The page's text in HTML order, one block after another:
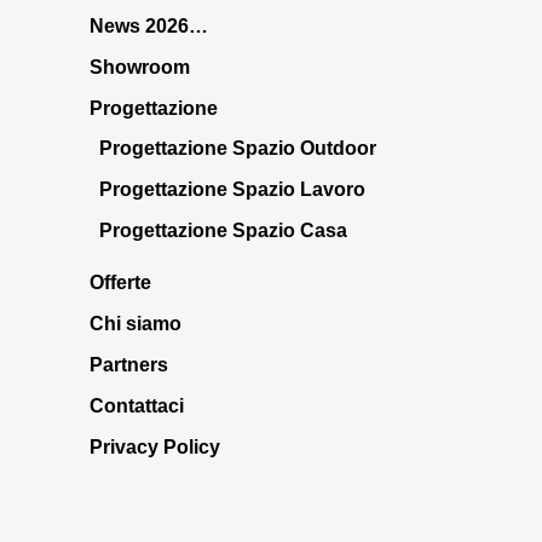
News 2026…
Showroom
Progettazione
Progettazione Spazio Outdoor
Progettazione Spazio Lavoro
Progettazione Spazio Casa
Offerte
Chi siamo
Partners
Contattaci
Privacy Policy